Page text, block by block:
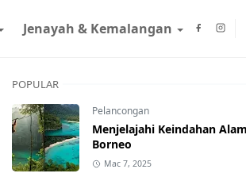
Jenayah & Kemalangan
POPULAR
Pelancongan
Menjelajahi Keindahan Alam
Borneo
Mac 7, 2025